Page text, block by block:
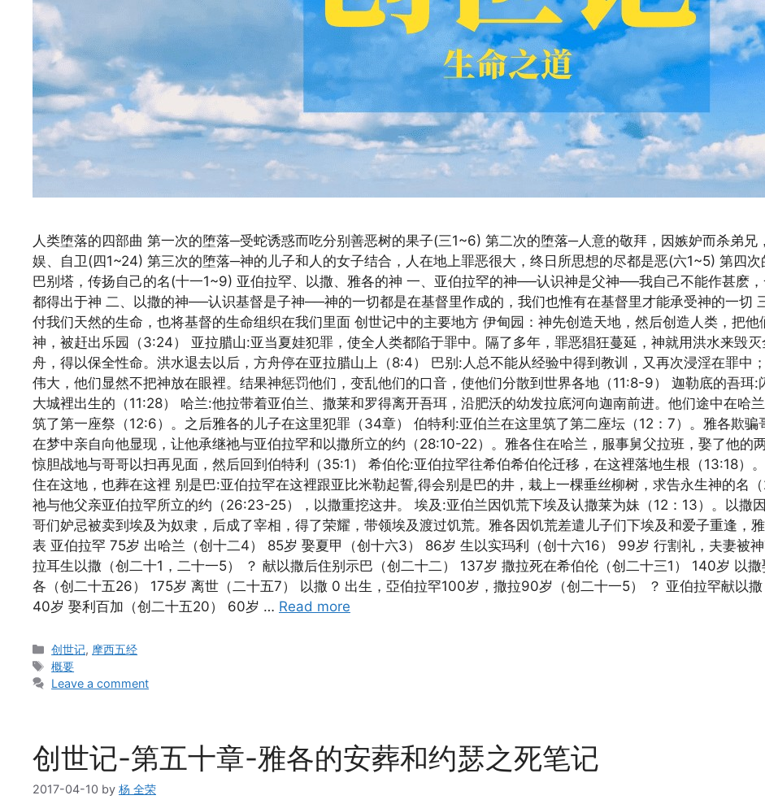
人类堕落的四部曲 第一次的堕落─受蛇诱惑而吃分别善恶树的果子(三1~6) 第二次的堕落─人意的敬拜，因嫉妒而杀弟兄
娱、自卫(四1~24) 第三次的堕落─神的儿子和人的女子结合，人在地上罪恶很大，终日所思想的尽都是恶(六1~5) 第四
巴别塔，传扬自己的名(十一1~9) 亚伯拉罕、以撒、雅各的神 一、亚伯拉罕的神──认识神是父神──我自己不能作甚麽
都得出于神 二、以撒的神──认识基督是子神──神的一切都是在基督里作成的，我们也惟有在基督里才能承受神的一
付我们天然的生命，也将基督的生命组织在我们里面 创世记中的主要地方 伊甸园：神先创造天地，然后创造人类，把
神，被赶出乐园（3:24） 亚拉腊山:亚当夏娃犯罪，使全人类都陷于罪中。隔了多年，罪恶猖狂蔓延，神就用洪水来毁
舟，得以保全性命。洪水退去以后，方舟停在亚拉腊山上（8:4） 巴别:人总不能从经验中得到教训，又再次浸淫在罪中
伟大，他们显然不把神放在眼裡。结果神惩罚他们，变乱他们的口音，使他们分散到世界各地（11:8-9） 迦勒底的吾珥
大城裡出生的（11:28） 哈兰:他拉带着亚伯兰、撒莱和罗得离开吾珥，沿肥沃的幼发拉底河向迦南前进。他们途中在哈
筑了第一座祭（12:6）。之后雅各的儿子在这里犯罪（34章） 伯特利:亚伯兰在这里筑了第二座坛（12：7）。雅各欺
在梦中亲自向他显现，让他承继祂与亚伯拉罕和以撒所立的约（28:10-22）。雅各住在哈兰，服事舅父拉班，娶了他的
惊胆战地与哥哥以扫再见面，然后回到伯特利（35:1） 希伯伦:亚伯拉罕往希伯希伯伦迁移，在这裡落地生根（13:18）
住在这地，也葬在这裡 别是巴:亚伯拉罕在这裡跟亚比米勒起誓,得会别是巴的井，栽上一棵垂丝柳树，求告永生神的名
祂与他父亲亚伯拉罕所立的约（26:23-25），以撒重挖这井。 埃及:亚伯兰因饥荒下埃及认撒莱为妹（12：13）。以撒
哥们妒忌被卖到埃及为奴隶，后成了宰相，得了荣耀，带领埃及渡过饥荒。雅各因饥荒差遣儿子们下埃及和爱子重逢
表 亚伯拉罕 75岁 出哈兰（创十二4） 85岁 娶夏甲（创十六3） 86岁 生以实玛利（创十六16） 99岁 行割礼，夫妻被
拉耳生以撒（创二十1，二十一5） ？ 献以撒后住别示巴（创二十二） 137岁 撒拉死在希伯伦（创二十三1） 140岁 以
各（创二十五26） 175岁 离世（二十五7） 以撒 0 出生，亞伯拉罕100岁，撒拉90岁（创二十一5） ？ 亚伯拉罕献以撒
40岁 娶利百加（创二十五20） 60岁 … Read more
Categories
创世记, 摩西五经
Tags
概要
Leave a comment
创世记-第五十章-雅各的安葬和约瑟之死笔记
2017-04-10 by 杨 全荣